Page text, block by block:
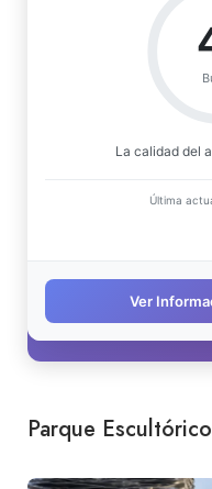
Parque Escultórico